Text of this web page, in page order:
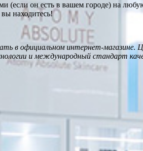
(если он есть в вашем городе) на
находитесь!
в официальном интернет-
и международный стандарт